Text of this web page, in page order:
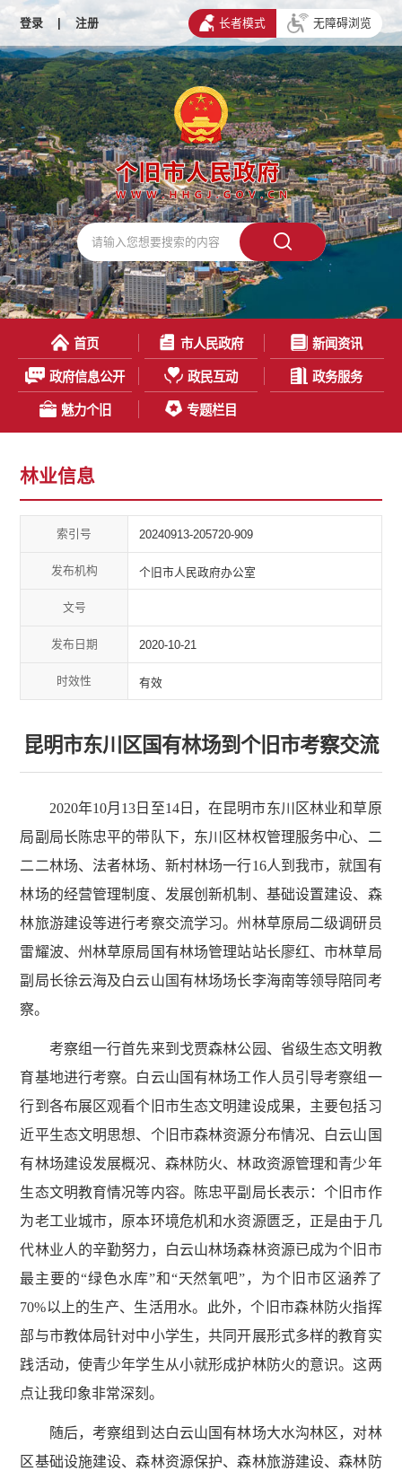
登录 | 注册 长者模式 无障碍浏览
首页 市人民政府 新闻资讯
政府信息公开 政民互动 政务服务
魅力个旧 专题栏目
林业信息
索引号 20240913-205720-909
发布机构 个旧市人民政府办公室
文号
发布日期 2020-10-21
时效性 有效
昆明市东川区国有林场到个旧市考察交流
2020年10月13日至14日，在昆明市东川区林业和草原
局副局长陈忠平的带队下，东川区林权管理服务中心、二
二二林场、法者林场、新村林场一行16人到我市，就国有
林场的经营管理制度、发展创新机制、基础设置建设、森
林旅游建设等进行考察交流学习。州林草原局二级调研员
雷耀波、州林草原局国有林场管理站站长廖红、市林草局
副局长徐云海及白云山国有林场场长李海南等领导陪同考
察。
考察组一行首先来到戈贾森林公园、省级生态文明教
育基地进行考察。白云山国有林场工作人员引导考察组一
行到各布展区观看个旧市生态文明建设成果，主要包括习
近平生态文明思想、个旧市森林资源分布情况、白云山国
有林场建设发展概况、森林防火、林政资源管理和青少年
生态文明教育情况等内容。陈忠平副局长表示：个旧市作
为老工业城市，原本环境危机和水资源匮乏，正是由于几
代林业人的辛勤努力，白云山林场森林资源已成为个旧市
最主要的“绿色水库”和“天然氧吧”，为个旧市区涵养了
70%以上的生产、生活用水。此外，个旧市森林防火指挥
部与市教体局针对中小学生，共同开展形式多样的教育实
践活动，使青少年学生从小就形成护林防火的意识。这两
点让我印象非常深刻。
随后，考察组到达白云山国有林场大水沟林区，对林
区基础设施建设、森林资源保护、森林旅游建设、森林防